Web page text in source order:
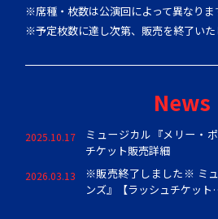
※席種・枚数は公演回によって異なりま
※予定枚数に達し次第、販売を終了いた
News
2025.10.17
ミュージカル『メリー・
チケット販売詳細
2026.03.13
※販売終了しました※ ミ
ンズ』【ラッシュチケッ